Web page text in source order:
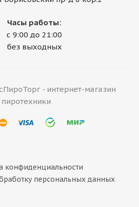
Часы работы:
с 9:00 до 21:00
без выходных
- интернет-магазин
пиротехники
конфиденциальности
персональных данных